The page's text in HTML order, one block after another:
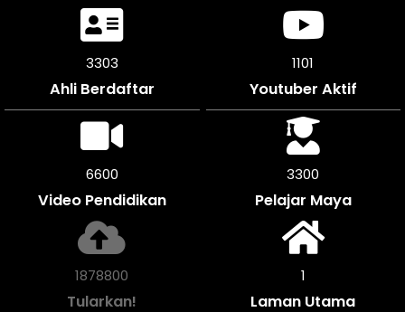
3738
Ahli Berdaftar
1245
Youtuber Aktif
7470
Video Pendidikan
3735
Pelajar Maya
2126460
Tularkan!
1
Laman Utama